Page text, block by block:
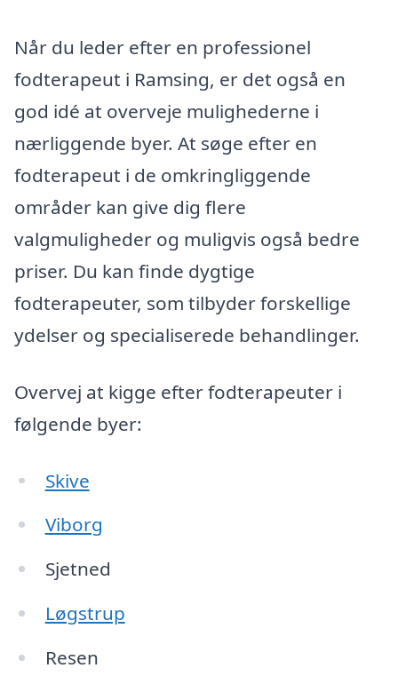
Når du leder efter en professionel
fodterapeut i Ramsing, er det også en
god idé at overveje mulighederne i
nærliggende byer. At søge efter en
fodterapeut i de omkringliggende
områder kan give dig flere
valgmuligheder og muligvis også bedre
priser. Du kan finde dygtige
fodterapeuter, som tilbyder forskellige
ydelser og specialiserede behandlinger.
Overvej at kigge efter fodterapeuter i
følgende byer:
Skive
Viborg
Sjetned
Løgstrup
Resen